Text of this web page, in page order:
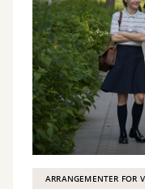
ARRANGEMENTER FOR